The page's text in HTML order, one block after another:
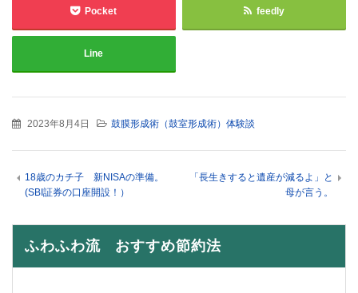
Pocket feedly
Line
2023年8月4日 鼓膜形成術（鼓室形成術）体験談
18歳のカチ子 新NISAの準備。
(SBI証券の口座開設！）
「長生きすると遺産が減るよ」と
母が言う。
ふわふわ流 おすすめ節約法